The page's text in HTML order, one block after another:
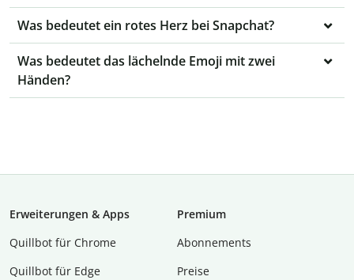
Was bedeutet ein rotes Herz bei Snapchat?
Was bedeutet das lächelnde Emoji mit zwei
Händen?
Erweiterungen & Apps
Quillbot für Chrome
Quillbot für Edge
Premium
Abon­ne­ments
Preise